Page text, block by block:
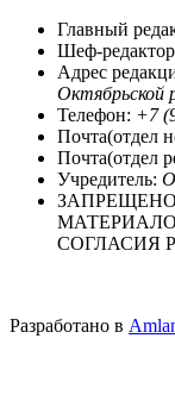
Главный
Шеф-
Адрес
Октябрьской
Телефон: +7
Почта(отдел
Почта(отдел
Учредитель:
СОГЛАСИЯ
Разработано в